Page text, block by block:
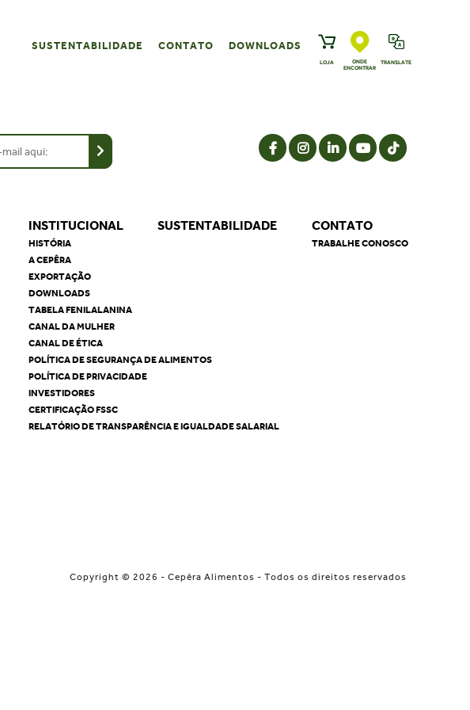
SUSTENTABILIDADE CONTATO DOWNLOADS
LOJA
ONDE
ENCONTRAR
TRANSLATE
INSTITUCIONAL
HISTÓRIA
A CEPÊRA
EXPORTAÇÃO
DOWNLOADS
TABELA FENILALANINA
CANAL DA MULHER
CANAL DE ÉTICA
POLÍTICA DE SEGURANÇA DE ALIMENTOS
POLÍTICA DE PRIVACIDADE
INVESTIDORES
CERTIFICAÇÃO FSSC
RELATÓRIO DE TRANSPARÊNCIA E IGUALDADE SALARIAL
SUSTENTABILIDADE CONTATO
TRABALHE CONOSCO
Copyright © 2026 - Cepêra Alimentos - Todos os direitos reservados